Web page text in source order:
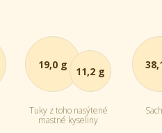
19,0 g
11,2 g
Tuky z toho nasýtené
mastné kyseliny